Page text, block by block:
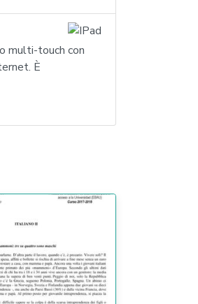
multi-touch con
È